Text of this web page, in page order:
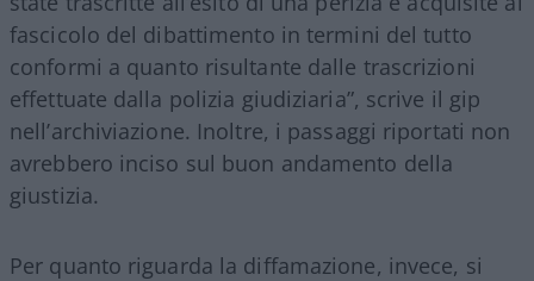
fascicolo del dibattimento in termini del tutto
conformi a quanto risultante dalle trascrizioni
effettuate dalla polizia giudiziaria”, scrive il gip
nell’archiviazione. Inoltre, i passaggi riportati non
avrebbero inciso sul buon andamento della
giustizia.
Per quanto riguarda la diffamazione, invece, si